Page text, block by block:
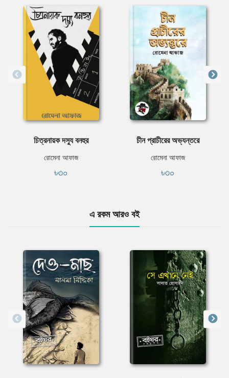
চিত্রনায়ক দস্যু বনহুর
রোমেনা আফাজ
৳৩০
চীন প্রাচীরের অভ্যন্তরে
রোমেনা আফাজ
৳৩০
এ রকম আরও বই